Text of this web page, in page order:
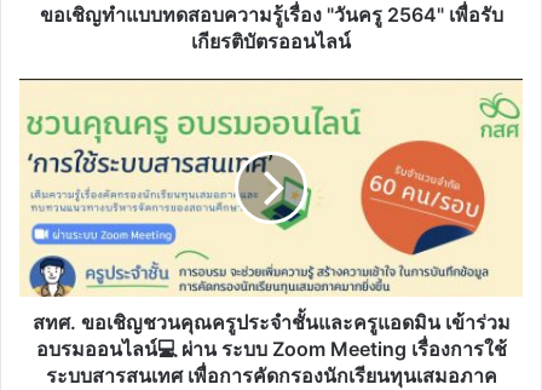
2564"
เกียรติ
บัตร
ออนไลน์
ขอเชิญทำแบบทดสอบความรู้เรื่อง "วันครู 2564" เพื่อรับ
เกียรติบัตรออนไลน์
ขอ
เชิญ
ชวน
คุณครู
ประจำ
ชั้น
และ
ครู
แอ
ดมิน
สทศ. ขอเชิญชวนคุณครูประจำชั้นและครูแอดมิน เข้าร่วม
อบรมออนไลน์💻 ผ่าน ระบบ Zoom Meeting เรื่องการใช้
ระบบสารสนเทศ เพื่อการคัดกรองนักเรียนทุนเสมอภาค